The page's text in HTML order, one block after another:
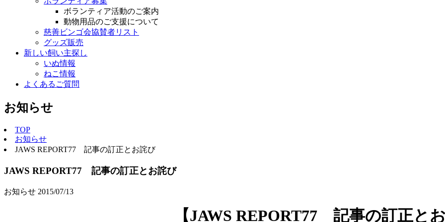
ボランティア活動のご案内
動物用品のご支援について
慈善ビンゴ会協賛者リスト
グッズ販売
新しい飼い主探し
いぬ情報
ねこ情報
よくあるご質問
お知らせ
TOP
お知らせ
JAWS REPORT77 記事の訂正とお詫び
JAWS REPORT77 記事の訂正とお詫び
お知らせ 2015/07/13
【JAWS REPORT77 記事の訂正と